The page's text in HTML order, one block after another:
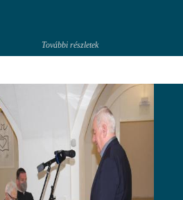
További részletek